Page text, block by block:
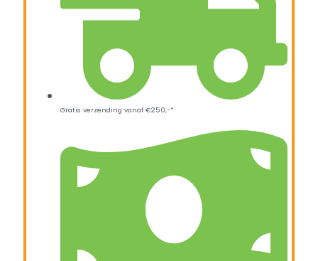
Gratis verzending vanaf €250,-*